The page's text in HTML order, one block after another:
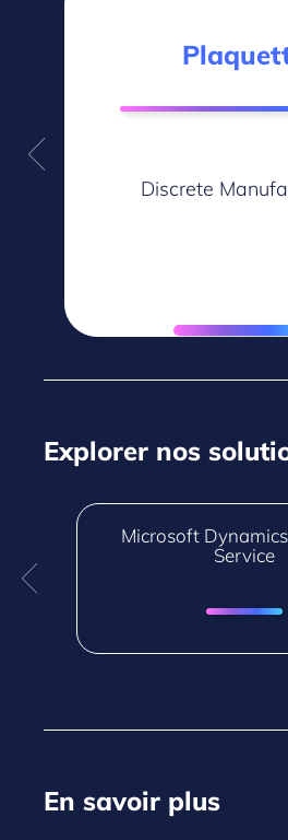
Discrete
Explorer nos
Microsoft
Service
En savoir plus